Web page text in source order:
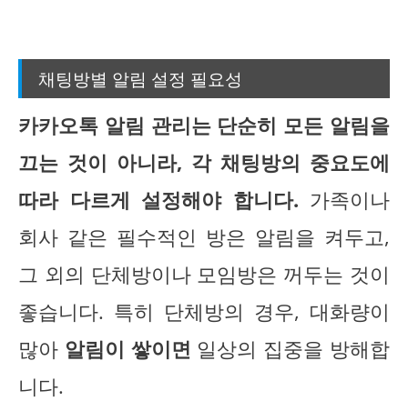
채팅방별 알림 설정 필요성
카카오톡 알림 관리는 단순히 모든 알림을
끄는 것이 아니라, 각 채팅방의 중요도에
따라 다르게 설정해야 합니다. 가족이나
회사 같은 필수적인 방은 알림을 켜두고,
그 외의 단체방이나 모임방은 꺼두는 것이
좋습니다. 특히 단체방의 경우, 대화량이
많아 알림이 쌓이면 일상의 집중을 방해합
니다.